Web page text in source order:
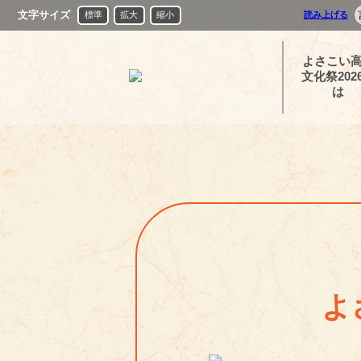
文字サイズ 標準 拡大 縮小 読み上げる
よさこい
文化祭
は